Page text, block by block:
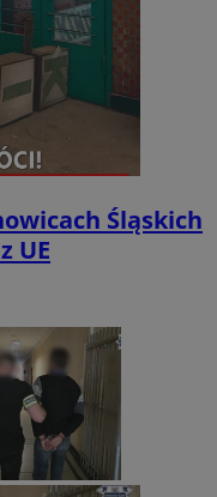
Śląskich
UE